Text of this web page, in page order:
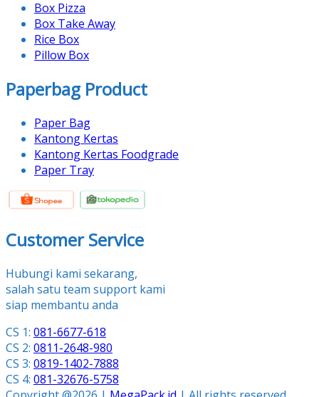
Box Pizza
Box Take Away
Rice Box
Pillow Box
Paperbag Product
Paper Bag
Kantong Kertas
Kantong Kertas Foodgrade
Paper Tray
Customer Service
Hubungi kami sekarang,
salah satu team support kami
siap membantu anda
CS 1: 081-6677-618
CS 2: 0811-2648-980
CS 3: 0819-1402-7888
CS 4: 081-32676-5758